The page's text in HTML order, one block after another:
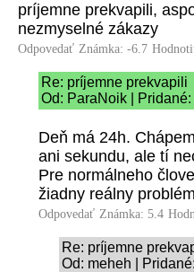
príjemne prekvapili,
nezmyselné zákazy
Odpovedať Známka: -6.7
Re: príjemne prekvapili
Od: ParaNoik |
Deň má 24h.
ani sekundu, ale tí
Pre normálneho
žiadny reálny
Odpovedať Známka: 5.4
Re: príjemne
Od: meheh |